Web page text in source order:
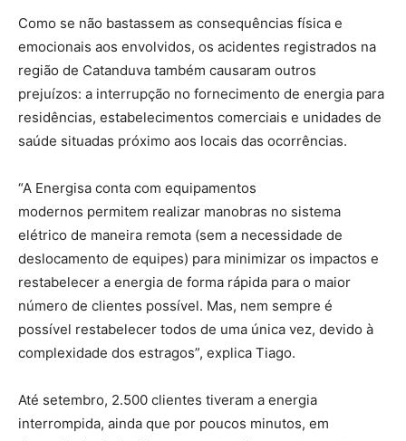
Como se não bastassem as consequências física e
emocionais aos envolvidos, os acidentes registrados na
região de Catanduva também causaram outros
prejuízos: a interrupção no fornecimento de energia para
residências, estabelecimentos comerciais e unidades de
saúde situadas próximo aos locais das ocorrências.
“A Energisa conta com equipamentos
modernos permitem realizar manobras no sistema
elétrico de maneira remota (sem a necessidade de
deslocamento de equipes) para minimizar os impactos e
restabelecer a energia de forma rápida para o maior
número de clientes possível. Mas, nem sempre é
possível restabelecer todos de uma única vez, devido à
complexidade dos estragos”, explica Tiago.
Até setembro, 2.500 clientes tiveram a energia
interrompida, ainda que por poucos minutos, em